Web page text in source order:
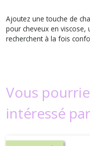
Ajoutez une touche de
pour cheveux en viscose,
recherchent à la fois
Vous
intéressé par